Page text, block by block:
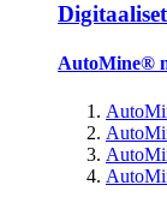
AutoMine®